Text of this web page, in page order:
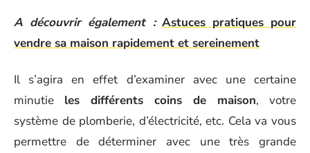
A découvrir également : Astuces pratiques pour
vendre sa maison rapidement et sereinement
Il s’agira en effet d’examiner avec une certaine
minutie les différents coins de maison, votre
système de plomberie, d’électricité, etc. Cela va vous
permettre de déterminer avec une très grande